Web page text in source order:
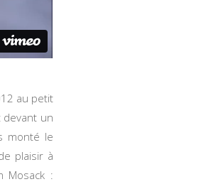
au petit
devant un
monté le
plaisir à
Mosack :